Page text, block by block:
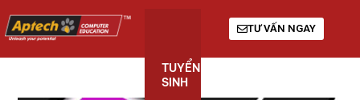
TUYỂN
SINH
TƯ VẤN NGAY